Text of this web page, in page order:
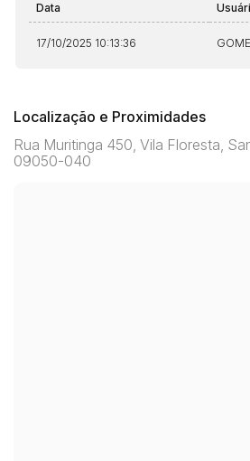
Data
17/10/2025 10:13:36
Localização e Proximidades
Rua Muritinga 450, Vila Floresta,
09050-040